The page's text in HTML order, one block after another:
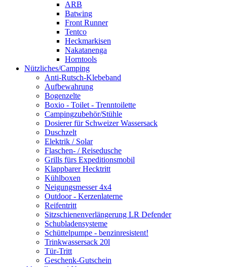
ARB
Batwing
Front Runner
Tentco
Heckmarkisen
Nakatanenga
Horntools
Nützliches/Camping
Anti-Rutsch-Klebeband
Aufbewahrung
Bogenzelte
Boxio - Toilet - Trenntoilette
Campingzubehör/Stühle
Dosierer für Schweizer Wassersack
Duschzelt
Elektrik / Solar
Flaschen- / Reisedusche
Grills fürs Expeditionsmobil
Klappbarer Hecktritt
Kühlboxen
Neigungsmesser 4x4
Outdoor - Kerzenlaterne
Reifentritt
Sitzschienenverlängerung LR Defender
Schubladensysteme
Schüttelpumpe - benzinresistent!
Trinkwassersack 20l
Tür-Tritt
Geschenk-Gutschein